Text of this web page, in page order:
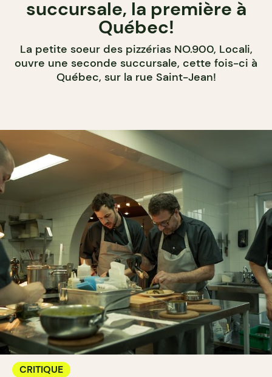
succursale, la première à
Québec!
La petite soeur des pizzérias NO.900, Locali,
ouvre une seconde succursale, cette fois-ci à
Québec, sur la rue Saint-Jean!
CRITIQUE